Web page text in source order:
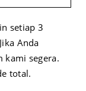
setiap 3
Anda
kami segera.
total.